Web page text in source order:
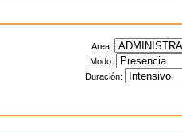
Area:
Modo:
Duración: